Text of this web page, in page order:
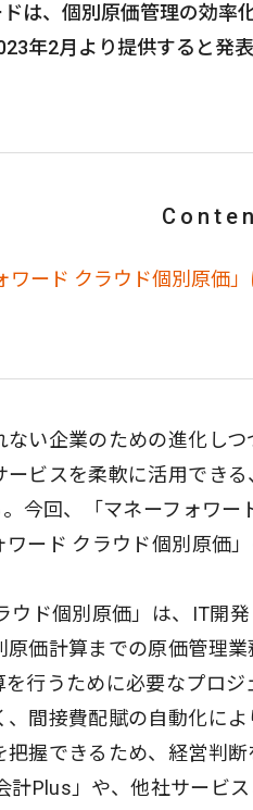
は、個別原価管理の効率
年2月より提供すると発表
ワード クラウド個別原価」
い企業のための進化し
ビスを柔軟に活用でき
。今回、「マネーフォワ
ード クラウド個別原価」
ウド個別原価」は、IT開
原価計算までの原価管理
を行うために必要なプロ
、間接費配賦の自動化に
把握できるため、経営判
計Plus」や、他社サービ